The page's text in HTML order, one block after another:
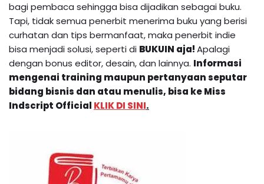
bagi pembaca sehingga bisa dijadikan sebagai buku.
Tapi, tidak semua penerbit menerima buku yang berisi
curhatan dan tips bermanfaat, maka penerbit indie
bisa menjadi solusi, seperti di BUKUIN aja!Apalagi
dengan bonus editor, desain, dan lainnya. Informasi
mengenai training maupun pertanyaan seputar
bidang bisnis dan atau menulis, bisa ke Miss
Indscript Official KLIK DI SINI.